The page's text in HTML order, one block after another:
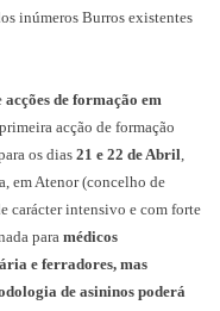
inúmeros Burros existentes
acções de formação em
acção de formação
os dias 21 e 22 de Abril,
em Atenor (concelho de
carácter intensivo e com forte
para médicos
e ferradores, mas
de asininos poderá